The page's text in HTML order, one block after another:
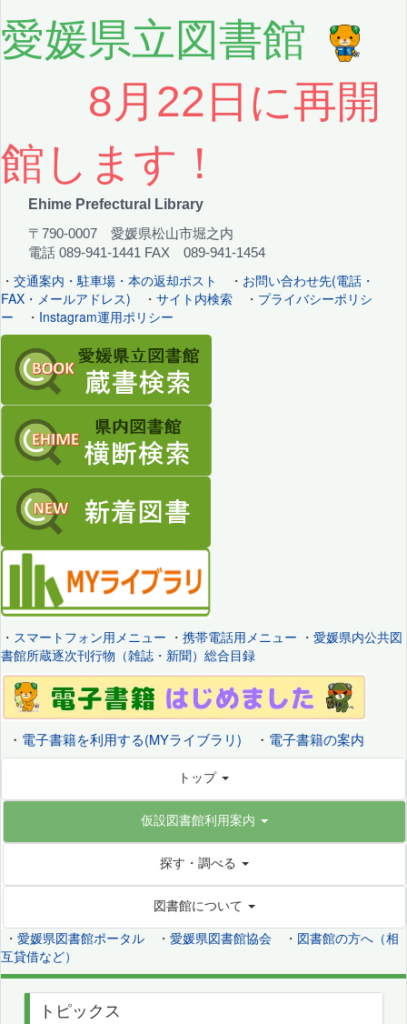
愛媛県立図書館
8月22日に再開
館します！
Ehime Prefectural Library
〒790-0007 愛媛県松山市堀之内
電話 089-941-1441 FAX 089-941-1454
・ 交通案内・駐車場・本の返却ポスト ・ お問い合わせ先(電話・
FAX・メールアドレス) ・ サイト内検索 ・ プライバシーポリシ
ー ・ Instagram運用ポリシー
・ スマートフォン用メニュー ・ 携帯電話用メニュー ・ 愛媛県内公共図
書館所蔵逐次刊行物（雑誌・新聞）総合目録
・ 電子書籍を利用する(MYライブラリ) ・ 電子書籍の案内
トップ
仮設図書館利用案内
探す・調べる
図書館について
・ 愛媛県図書館ポータル ・ 愛媛県図書館協会 ・ 図書館の方へ（相
互貸借など）
トピックス